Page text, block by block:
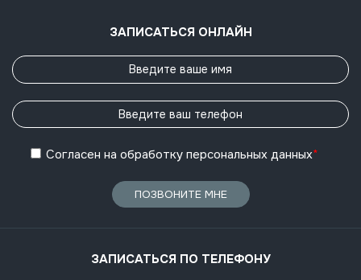
ЗАПИСАТЬСЯ ОНЛАЙН
Согласен на обработку персональных данных*
ПОЗВОНИТЕ МНЕ
ЗАПИСАТЬСЯ ПО ТЕЛЕФОНУ